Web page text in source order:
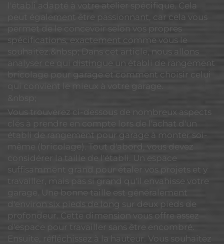
l'établi adapté à votre atelier spécifique. Cela
peut également être passionnant, car cela vous
permet de le concevoir selon vos propres
spécifications, exactement comme vous le
souhaitez.&nbsp; Dans cet article, nous allons
analyser ce qui distingue un établi de rangement
bricolage pour garage et comment choisir celui
qui convient le mieux à votre garage.
Vous trouverez ci-dessous de nombreux aspects
clés à prendre en compte lors de l'achat d'un
établi de rangement pour garage à monter soi-
même (bricolage). Tout d'abord, vous devez
considérer la taille de l'établi. Un espace
suffisamment grand pour étaler vos projets et y
travailler, mais pas si grand qu'il envahisse votre
garage. Une bonne taille est généralement
d'environ six pieds de long sur deux pieds de
profondeur. Cette dimension vous offre assez
d'espace pour travailler sans être encombré.
Ensuite, réfléchissez à la hauteur. Vous souhaitez